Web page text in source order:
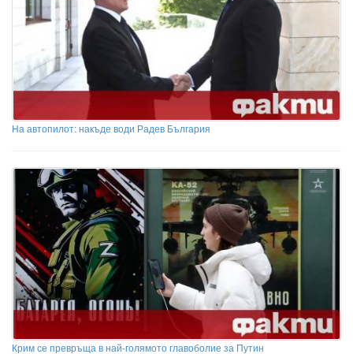
На автопилот: накъде води Радев България
Крим се превръща в най-голямото главоболие за Путин